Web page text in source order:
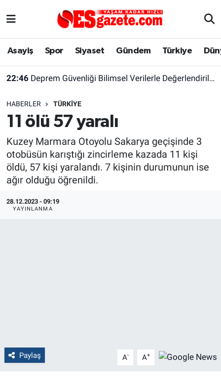
Asayiş Spor Siyaset Gündem Türkiye
22:46 Deprem Güvenliği Bilimsel Verilerle Değerlendirilmeli
HABERLER TÜRKIYE
11 ölü 57 yaralı
Kuzey Marmara Otoyolu Sakarya geçişinde 3
otobüsün karıştığı zincirleme kazada 11 kişi
öldü, 57 kişi yaralandı. 7 kişinin durumunun ise
ağır olduğu öğrenildi.
28.12.2023 - 09:19
YAYINLANMA
Paylaş A- A+
Asayiş
Gündem
Türkiye
Dünya
Sağlık
Yaşam
Eskişehirspor Arşivi
Eskişehir Arşivi
Röportaj
Ekonomi
Çevre
Eskişehir Nöbetçi Eczaneler
Süper Lig Puan Durumu ve Fikstür
Tüm Manşetler
Son Dakika Haberleri
Haber Arşivi